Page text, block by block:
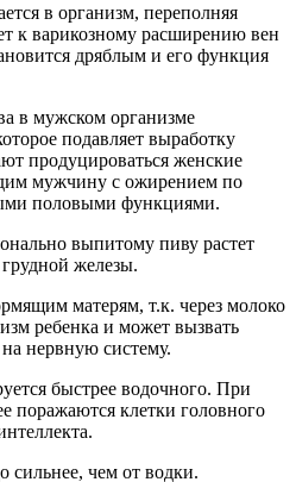
в организм, переполняя
к варикозному расширению вен
дряблым и его функция
в мужском организме
подавляет выработку
продуцироваться женские
мужчину с ожирением по
половыми функциями.
выпитому пиву растет
грудной железы.
матерям, т.к. через молоко
ребенка и может вызвать
нервную систему.
быстрее водочного. При
поражаются клетки головного
сильнее, чем от водки.